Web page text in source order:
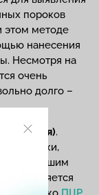
пороков
этом методе
нанесения
Несмотря на
очень
долго –
реакция).
Большим
является